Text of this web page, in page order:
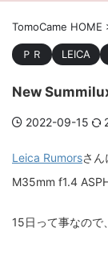
カテゴリー
アーカイブ
タグクラウド
TomoCame HOME
ＰＲ LEICA
New
2022-09-15
Leica Rumorsさん
M35mm f1.4
15日って事なので